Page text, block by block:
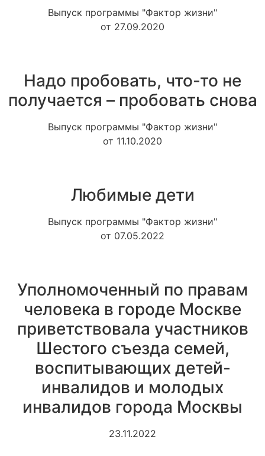
Выпуск программы "Фактор жизни"
от 27.09.2020
Надо пробовать, что-то не
получается – пробовать снова
Выпуск программы "Фактор жизни"
от 11.10.2020
Любимые дети
Выпуск программы "Фактор жизни"
от 07.05.2022
Уполномоченный по правам
человека в городе Москве
приветствовала участников
Шестого съезда семей,
воспитывающих детей-
инвалидов и молодых
инвалидов города Москвы
23.11.2022